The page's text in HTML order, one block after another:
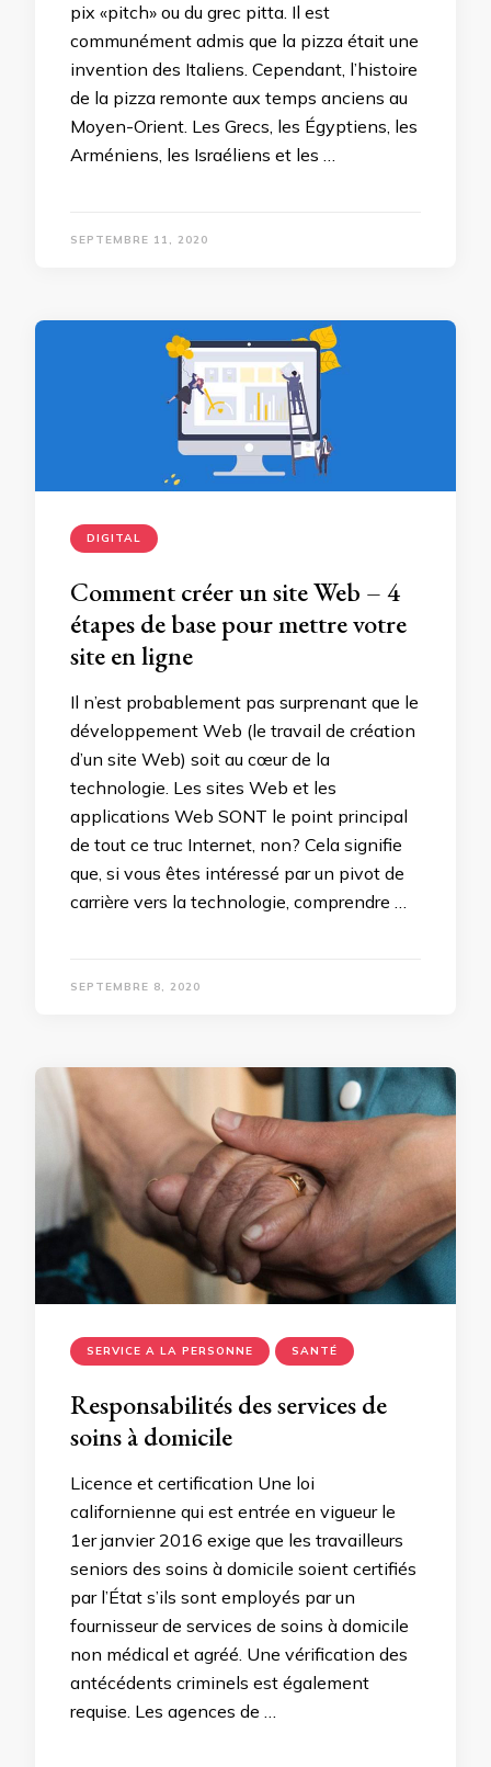
pix «pitch» ou du grec pitta. Il est
communément admis que la pizza était une
invention des Italiens. Cependant, l’histoire
de la pizza remonte aux temps anciens au
Moyen-Orient. Les Grecs, les Égyptiens, les
Arméniens, les Israéliens et les …
SEPTEMBRE 11, 2020
DIGITAL
Comment créer un site Web – 4
étapes de base pour mettre votre
site en ligne
Il n’est probablement pas surprenant que le
développement Web (le travail de création
d’un site Web) soit au cœur de la
technologie. Les sites Web et les
applications Web SONT le point principal
de tout ce truc Internet, non? Cela signifie
que, si vous êtes intéressé par un pivot de
carrière vers la technologie, comprendre …
SEPTEMBRE 8, 2020
SERVICE A LA PERSONNE SANTÉ
Responsabilités des services de
soins à domicile
Licence et certification Une loi
californienne qui est entrée en vigueur le
1er janvier 2016 exige que les travailleurs
seniors des soins à domicile soient certifiés
par l’État s’ils sont employés par un
fournisseur de services de soins à domicile
non médical et agréé. Une vérification des
antécédents criminels est également
requise. Les agences de …